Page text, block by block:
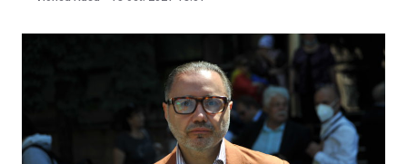
președintele Austriei, Alexander Van der Bellen, după care